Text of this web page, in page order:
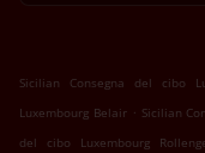
Sicilian Consegna del cibo
Luxembourg Belair . Sicilian
del cibo Luxembourg